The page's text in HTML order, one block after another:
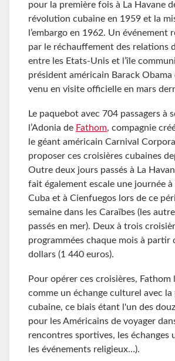
pour la première fois à La Havane
révolution cubaine en 1959 et la
l’embargo en 1962. Un événement
par le réchauffement des relations
entre les Etats-Unis et l’île
président américain Barack Obama
venu en visite officielle en mars
Le paquebot avec 704 passagers à
l’Adonia de Fathom, compagnie
le géant américain Carnival
proposer ces croisières cubaines
Outre deux jours passés à La
fait également escale une journée à
Cuba et à Cienfuegos lors de ce
semaine dans les Caraïbes (les
passés en mer). Deux à trois
programmées chaque mois à partir
dollars (1 440 euros).
Pour opérer ces croisières, Fathom
comme un échange culturel avec
cubaine, ce biais étant l'un des
pour les Américains de voyager
rencontres sportives, les échanges
les événements religieux…).